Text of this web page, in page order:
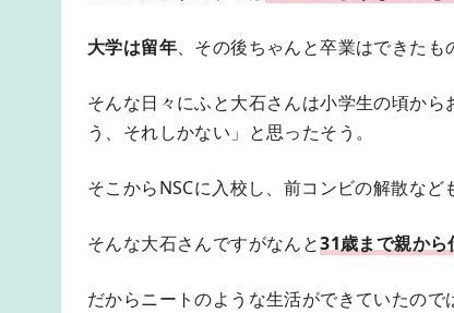
大学は留年、その後ちゃんと卒業はできたも
そんな日々にふと大石さんは小学生の頃か
う、それしかない」と思ったそう。
そこからNSCに入校し、前コンビの解散など
そんな大石さんですがなんと31歳まで親から
だからニートのような生活ができていたので